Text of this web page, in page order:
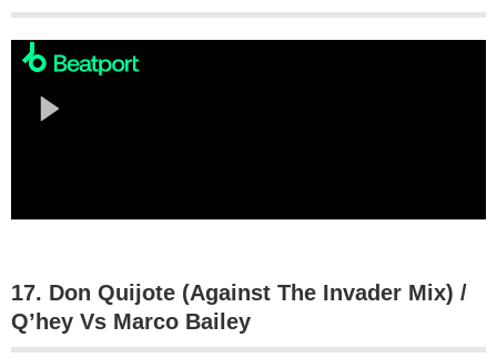
17. Don Quijote (Against The Invader Mix) /
Q’hey Vs Marco Bailey